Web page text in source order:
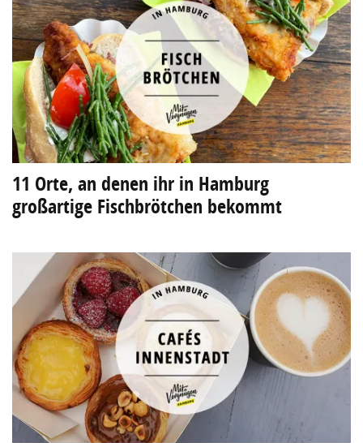
11 Orte, an denen ihr in Hamburg
großartige Fischbrötchen bekommt